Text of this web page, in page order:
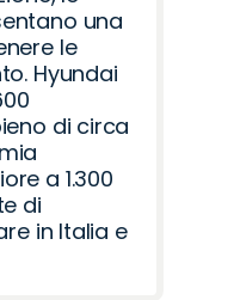
una
le
Hyundai
di circa
a 1.300
di
in Italia e